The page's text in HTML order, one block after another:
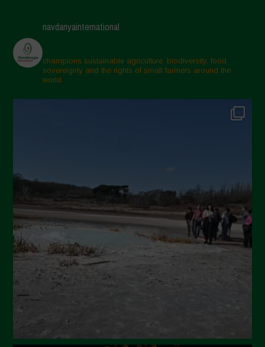
navdanyainternational
champions sustainable agriculture, biodiversity, food
sovereignty and the rights of small farmers around the
world.